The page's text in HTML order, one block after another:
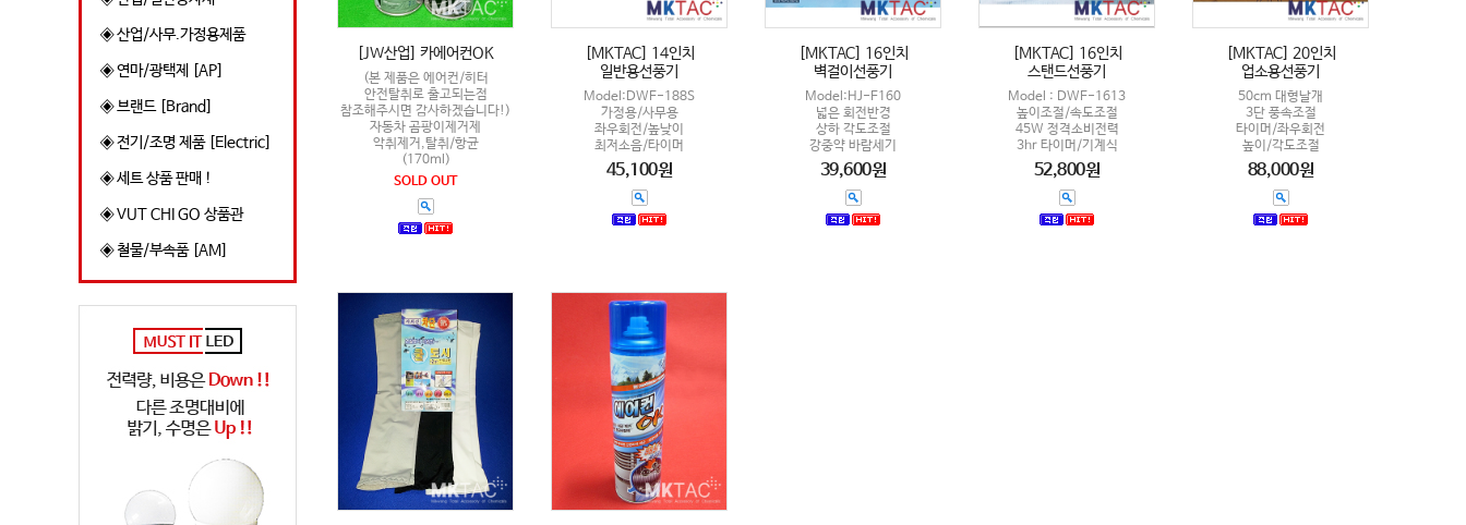
◈ 산업/사무.가정용제품
◈ 연마/광택제 [AP]
◈ 브랜드 [Brand]
◈ 전기/조명 제품 [Electric]
◈ 세트 상품 판매 !
◈ VUT CHI GO 상품관
◈ 철물/부속품 [AM]
[JW산업] 카에어컨OK
(본 제품은 에어컨/히터
안전탈취로 출고되는점
참조해주시면 감사하겠습니다!)
자동차 곰팡이제거제
악취제거,탈취/항균
(170ml)
SOLD OUT
[MKTAC] 14인치
일반용선풍기
Model:DWF-188S
가정용/사무용
좌우회전/높낮이
최저소음/타이머
45,100원
[MKTAC] 16인치
벽걸이선풍기
Model:HJ-F160
넓은 회전반경
상하 각도조절
강중약 바람세기
39,600원
[MKTAC] 16인치
스탠드선풍기
Model : DWF-1613
높이조절/속도조절
45W 정격소비전력
3hr 타이머/기계식
52,800원
[MKTAC] 20인치
업소용선풍기
50cm 대형날개
3단 풍속조절
타이머/좌우회전
높이/각도조절
88,000원